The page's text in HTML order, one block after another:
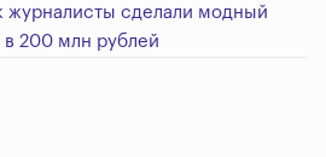
журналисты сделали модный
в 200 млн рублей